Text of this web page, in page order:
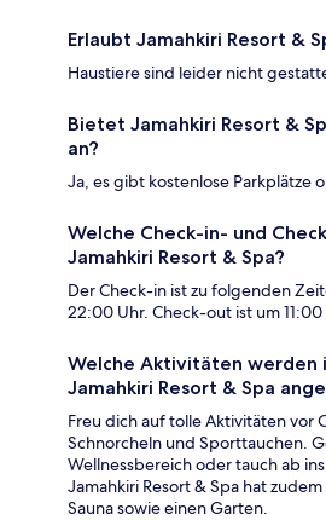
Erlaubt Jamahkiri Resort &
Haustiere sind leider nicht
Bietet Jamahkiri Resort &
an?
Ja, es gibt kostenlose Parkplätze
Welche Check-in- und
Jamahkiri Resort & Spa?
Der Check-in ist zu folgenden
22:00 Uhr. Check-out ist um 11:00
Welche Aktivitäten werden
Jamahkiri Resort & Spa
Freu dich auf tolle Aktivitäten vor
Schnorcheln und Sporttauchen.
Wellnessbereich oder tauch ab
Jamahkiri Resort & Spa hat
Sauna sowie einen Garten.